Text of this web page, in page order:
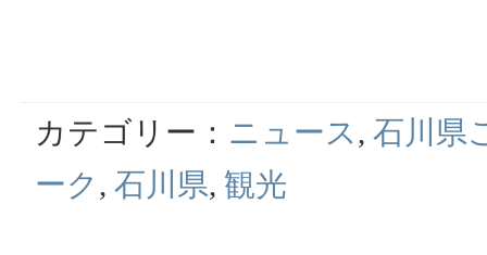
カテゴリー： ニュース, 石川県
ーク , 石川県, 観光